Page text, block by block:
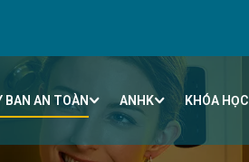
BAN AN TOÀN ANHK KHÓA HỌC